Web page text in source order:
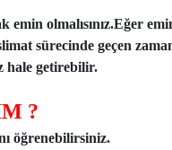
emin olmalısınız.Eğer
sürecinde geçen
hale getirebilir.
?
öğrenebilirsiniz.